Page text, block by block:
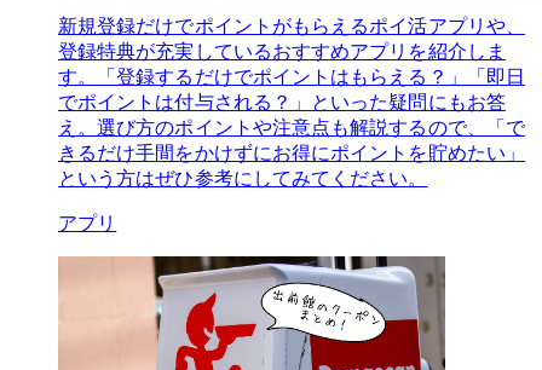
新規登録だけでポイントがもらえるポイ活アプリや、
登録特典が充実しているおすすめアプリを紹介しま
す。「登録するだけでポイントはもらえる？」「即日
でポイントは付与される？」といった疑問にもお答
え。選び方のポイントや注意点も解説するので、「で
きるだけ手間をかけずにお得にポイントを貯めたい」
という方はぜひ参考にしてみてください。
アプリ